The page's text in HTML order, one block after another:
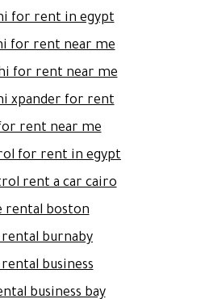
for rent in egypt
for rent near me
for rent near me\
xpander for rent
rent near me
for rent in egypt
rent a car cairo
rental boston
burnaby
business
business bay